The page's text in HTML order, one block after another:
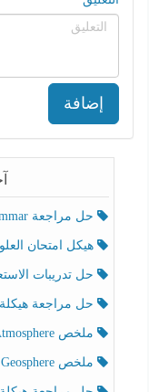
إضافة
حل مراجعة Grammar اللغة الإنجليزية الصف الخامس الفصل الثالث
هيكل امتحان العلوم
حل تدريبات الاستعداد
حل مراجعة هيكلة امتحان
ملخص Effect of Atmosphere حسب الهيكل الوزاري العلوم المتكاملة الصف الخامس انسبير الفصل الثالث
ملخص Effect of Geosphere حسب الهيكل الوزاري العلوم المتكاملة الصف الخامس انسبير الفصل الثالث